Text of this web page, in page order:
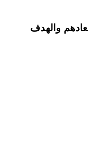
والهدف